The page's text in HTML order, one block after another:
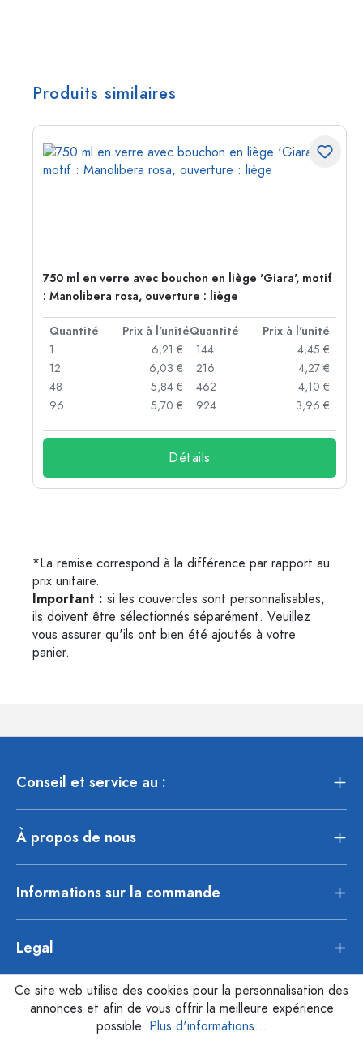
Produits similaires
750 ml en verre avec bouchon en liège 'Giara', motif
: Manolibera rosa, ouverture : liège
Quantité Prix à l'unitéQuantité
Prix à l'unité
1
6,21 €
12
6,03 €
48
5,84 €
96
5,70 €
144
4,45 €
216
4,27 €
462
4,10 €
924
3,96 €
Détails
*La remise correspond à la différence par rapport au
prix unitaire.
Important : si les couvercles sont personnalisables,
ils doivent être sélectionnés séparément. Veuillez
vous assurer qu'ils ont bien été ajoutés à votre
panier.
Conseil et service au :
À propos de nous
Informations sur la commande
Legal
Ce site web utilise des cookies pour la personnalisation des
annonces et afin de vous offrir la meilleure expérience
possible. Plus d'informations...